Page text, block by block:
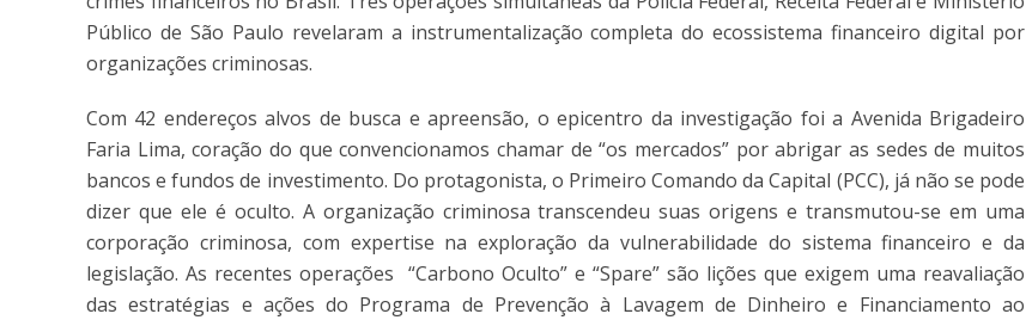
Público de São Paulo revelaram a instrumentalização completa do ecossistema financeiro digital por
organizações criminosas.
Com 42 endereços alvos de busca e apreensão, o epicentro da investigação foi a Avenida Brigadeiro
Faria Lima, coração do que convencionamos chamar de “os mercados” por abrigar as sedes de muitos
bancos e fundos de investimento. Do protagonista, o Primeiro Comando da Capital (PCC), já não se pode
dizer que ele é oculto. A organização criminosa transcendeu suas origens e transmutou-se em uma
corporação criminosa, com expertise na exploração da vulnerabilidade do sistema financeiro e da
legislação. As recentes operações “Carbono Oculto” e “Spare” são lições que exigem uma reavaliação
das estratégias e ações do Programa de Prevenção à Lavagem de Dinheiro e Financiamento ao